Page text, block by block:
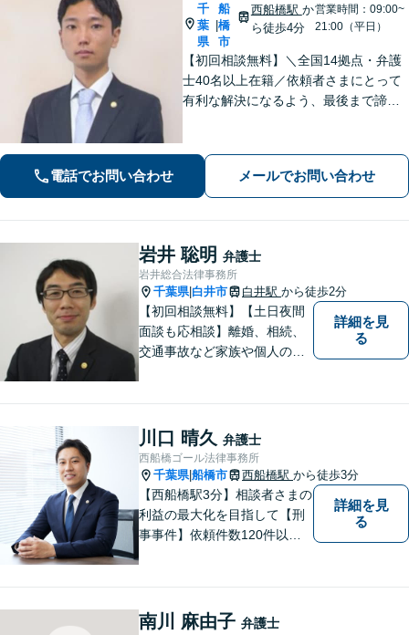
千
葉
県
船
橋
市
西船橋駅 か
ら徒歩4分
営業時間：09:00~
21:00（平日）
【初回相談無料】＼全国14拠点・弁護
士40名以上在籍／依頼者さまにとって
有利な解決になるよう、最後まで諦め
談ください【夜間・休日対応】
電話でお問い合わせ メールでお問い合わせ
岩井 聡明 弁護士
岩井総合法律事務所
千葉県| 白井市 白井駅 から徒歩2分
【初回相談無料】【土日夜間
面談も応相談】離婚、相続、
交通事故など家族や個人のト
を聞き、具体的な解決案をご
提案させていただきます。
詳細を見
る
川口 晴久 弁護士
西船橋ゴール法律事務所
千葉県|船橋市 西船橋駅 から徒歩3分
【西船橋駅3分】相談者さまの
利益の最大化を目指して【刑
事事件】依頼件数120件以
豊富な対応実績。セカンドオ
詳細を見
る
南川 麻由子 弁護士